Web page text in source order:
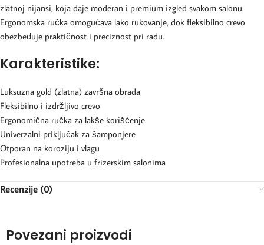
zlatnoj nijansi, koja daje moderan i premium izgled svakom salonu.
Ergonomska ručka omogućava lako rukovanje, dok fleksibilno crevo
obezbeđuje praktičnost i preciznost pri radu.
Karakteristike:
Luksuzna gold (zlatna) završna obrada
Fleksibilno i izdržljivo crevo
Ergonomična ručka za lakše korišćenje
Univerzalni priključak za šamponjere
Otporan na koroziju i vlagu
Profesionalna upotreba u frizerskim salonima
Recenzije (0)
Povezani proizvodi